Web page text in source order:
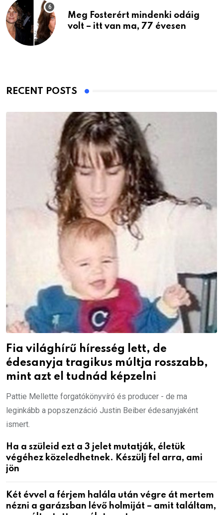
Meg Fosterért mindenki odáig
volt – itt van ma, 77 évesen
RECENT POSTS
Fia világhírű híresség lett, de
édesanyja tragikus múltja rosszabb,
mint azt el tudnád képzelni
Pattie Mellette forgatókönyvíró és producer - de ma
leginkább a popszenzáció Justin Beiber édesanyjaként
ismert.
Ha a szüleid ezt a 3 jelet mutatják, életük
végéhez közeledhetnek. Készülj fel arra, ami
jön
Két évvel a férjem halála után végre át mertem
nézni a garázsban lévő holmiját – amit találtam,